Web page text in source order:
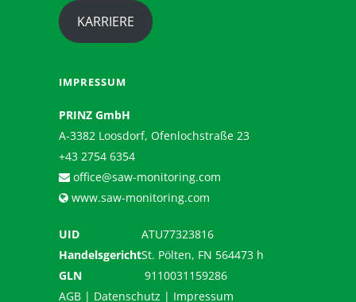
KARRIERE
IMPRESSUM
PRINZ GmbH
A-3382 Loosdorf, Ofenlochstraße 23
+43 2754 6354
office@saw-monitoring.com
www.saw-monitoring.com
UID
ATU77323816
HandelsgerichtSt. Pölten, FN 564473 h
GLN
9110031159286
AGB | Datenschutz | Impressum